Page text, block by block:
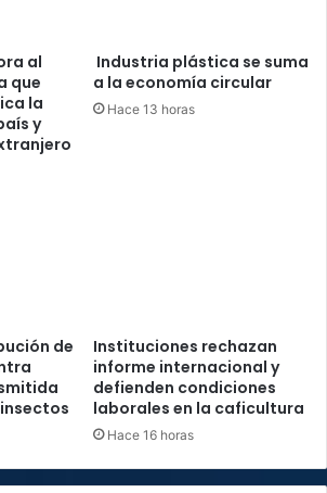
al
que
la
y
Industria plástica se suma
a la economía circular
Hace 13 horas
de
Instituciones rechazan
informe internacional y
defienden condiciones
laborales en la caficultura
Hace 16 horas